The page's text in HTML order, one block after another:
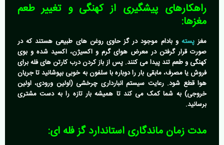
راهکارهای پیشگیری از کهنگی و تغییر طعم
مغزها:
مغزپسته و بادام موجود در گز حاوی روغن های طبیعی هستند که در
صورت قرار گرفتن در معرض هوای گرم و اکسیژن، اکسید شده و بوی
کهنگی و طعم تند پیدا می کنند. پس از باز کردن درب کارتن های فله برای
فروش یا مصرف، مابقی بار را دوباره با سلفون به خوبی بپوشانید تا جریان
هوا قطع شود. رعایت سیستم انبارداری چرخشی (اولین ورودی، اولین
خروجی) به شما کمک می کند تا همیشه بار تازه را به دست مشتری
برسانید.
مدت زمان ماندگاری استاندارد گز فله ای: